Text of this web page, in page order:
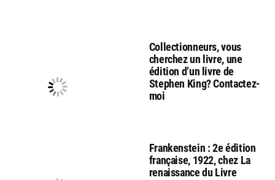
Collectionneurs, vous
cherchez un livre, une
édition d’un livre de
Stephen King? Contactez-
moi
Frankenstein : 2e édition
française, 1922, chez La
renaissance du Livre